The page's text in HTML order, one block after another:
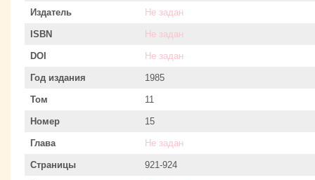
Издатель Не задан
ISBN Не задан
DOI Не задан
Год издания 1985
Том 11
Номер 15
Глава Не задан
Страницы 921-924